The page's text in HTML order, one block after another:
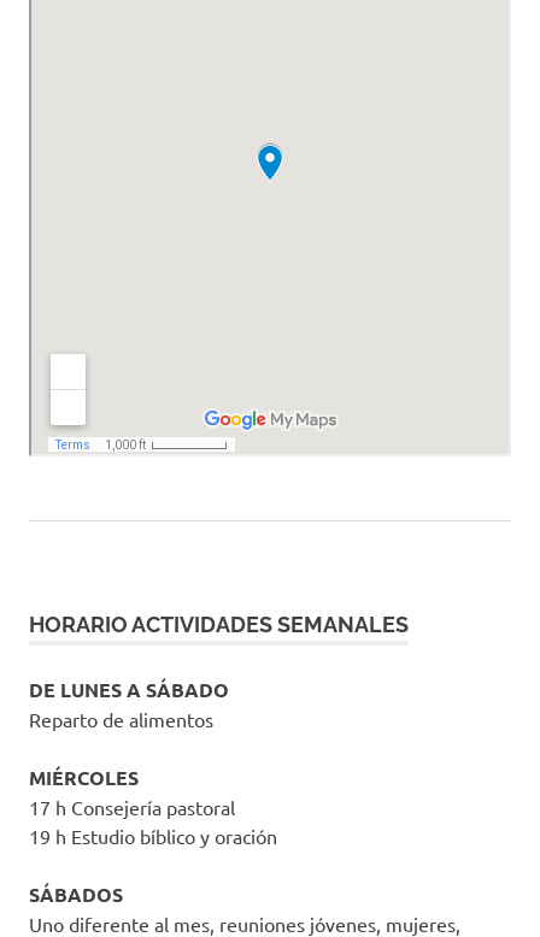
HORARIO ACTIVIDADES SEMANALES
DE LUNES A SÁBADO
Reparto de alimentos
MIÉRCOLES
17 h Consejería pastoral
19 h Estudio bíblico y oración
SÁBADOS
Uno diferente al mes, reuniones jóvenes, mujeres,